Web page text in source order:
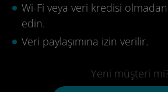
Wi-Fi veya veri kredisi
edin.
Veri paylaşımına izin verilir.
Yeni müşteri